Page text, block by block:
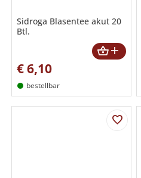
Sidroga Blasentee akut 20
Btl.
€6,10
bestellbar